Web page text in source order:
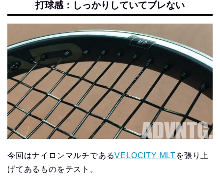
打球感：しっかりしていてブレない
今回はナイロンマルチであるVELOCITY MLTを張り上
げてあるものをテスト。